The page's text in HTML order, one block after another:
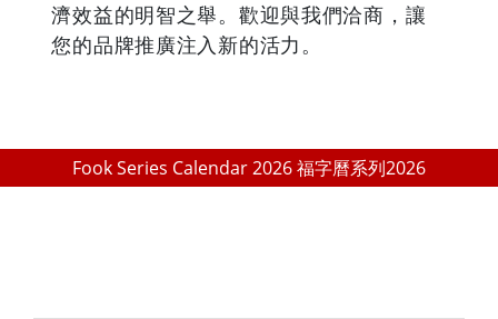
濟效益的明智之舉。歡迎與我們洽商，讓
您的品牌推廣注入新的活力。
Fook Series Calendar 2026 福字曆系列2026